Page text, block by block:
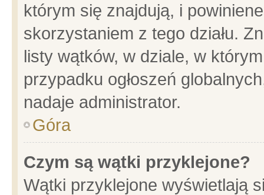
którym się znajdują, i
skorzystaniem z tego działu.
listy wątków, w dziale, w
przypadku ogłoszeń
nadaje administrator.
Góra
Czym są wątki przyklejone?
Wątki przyklejone wyświetlają